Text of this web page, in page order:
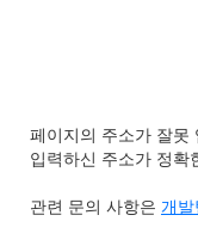
페이지의 주소가 잘못
입력하신 주소가 정확
관련 문의 사항은 개발